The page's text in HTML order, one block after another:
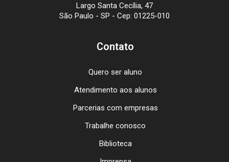
Largo Santa Cecília, 47
São Paulo - SP - Cep: 01225-010
Contato
Quero ser aluno
Atendimento aos alunos
Parcerias com empresas
Trabalhe conosco
Biblioteca